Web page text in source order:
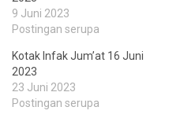
9 Juni 2023
Postingan serupa
Kotak Infak Jum’at 16 Juni
2023
23 Juni 2023
Postingan serupa